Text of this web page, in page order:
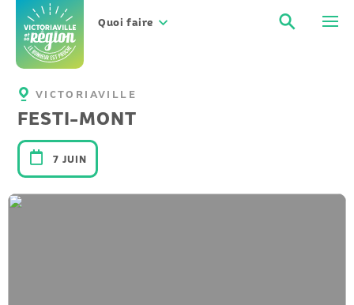
contenu
Quoi faire
VICTORIAVILLE
FESTI-MONT
7 JUIN